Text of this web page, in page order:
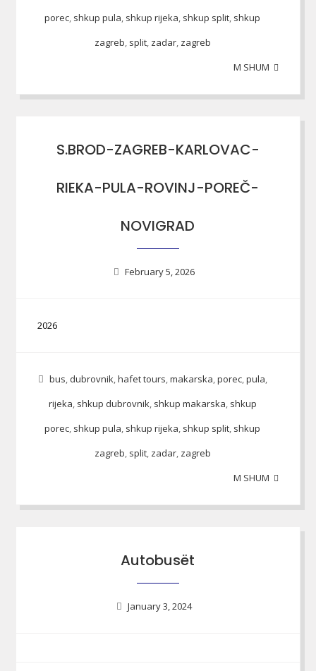
porec, shkup pula, shkup rijeka, shkup split, shkup
zagreb, split, zadar, zagreb
M SHUM
S.BROD-ZAGREB-KARLOVAC-
RIEKA-PULA-ROVINJ-POREČ-
NOVIGRAD
February 5, 2026
2026
bus, dubrovnik,hafet tours,makarska,porec,pula,
rijeka, shkup dubrovnik, shkup makarska, shkup
porec, shkup pula, shkup rijeka, shkup split, shkup
zagreb, split, zadar, zagreb
M SHUM
Autobusët
January 3, 2024